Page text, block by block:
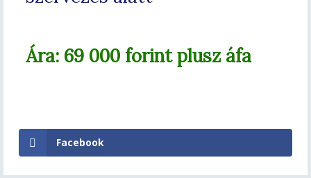
Ára: 69 000 forint plusz áfa
Facebook